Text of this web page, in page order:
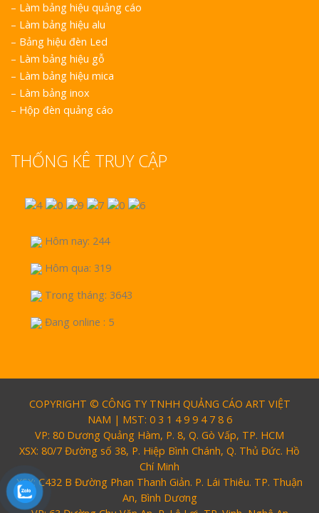
– Làm bảng hiệu quảng cáo
– Làm bảng hiệu alu
– Bảng hiệu đèn Led
– Làm bảng hiệu gỗ
– Làm bảng hiệu mica
– Làm bảng inox
– Hộp đèn quảng cáo
THỐNG KÊ TRUY CẬP
Hôm nay: 244
Hôm qua: 319
Trong tháng: 3643
Đang online : 5
COPYRIGHT © CÔNG TY TNHH QUẢNG CÁO ART VIỆT
NAM | MST: 0 3 1 4 9 9 4 7 8 6
VP: 80 Dương Quảng Hàm, P. 8, Q. Gò Vấp, TP. HCM
XSX: 80/7 Đường số 38, P. Hiệp Bình Chánh, Q. Thủ Đức. Hồ
Chí Minh
XSX: C432 B Đường Phan Thanh Giản. P. Lái Thiêu. TP. Thuận
An, Bình Dương